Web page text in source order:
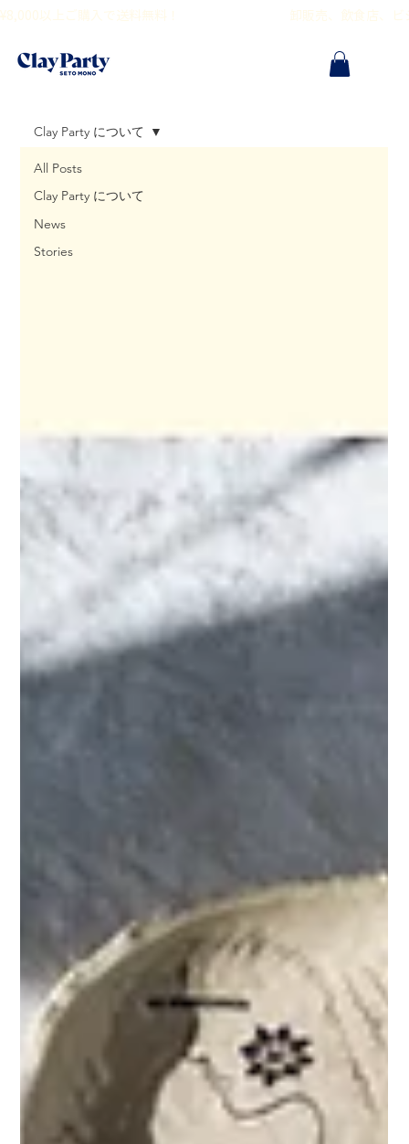
¥8,000以上ご購入で送料無料！                                        卸販売
All Posts
Clay Party について
News
Stories
Clay Party について